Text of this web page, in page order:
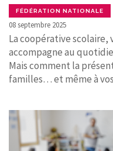
FÉDÉRATION NATIONALE
08 septembre 2025
La coopérative scolaire,
accompagne au
Mais comment la
familles… et même à